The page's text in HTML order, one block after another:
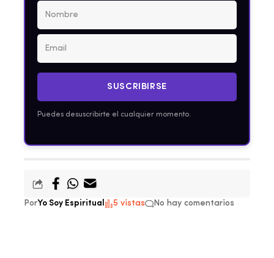
SUSCRIBIRSE
Puedes desuscribirte el cualquier momento.
PorYo Soy Espiritual 5 vistas No hay comentarios